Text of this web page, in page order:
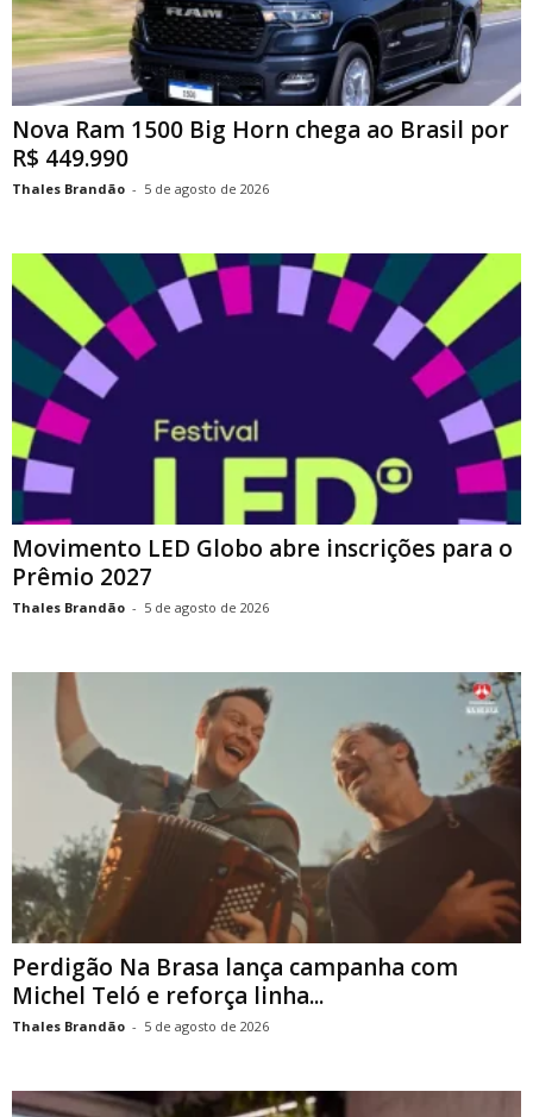
Nova Ram 1500 Big Horn chega ao Brasil por
R$ 449.990
Thales Brandão - 5 de agosto de 2026
Movimento LED Globo abre inscrições para o
Prêmio 2027
Thales Brandão - 5 de agosto de 2026
Perdigão Na Brasa lança campanha com
Michel Teló e reforça linha...
Thales Brandão - 5 de agosto de 2026